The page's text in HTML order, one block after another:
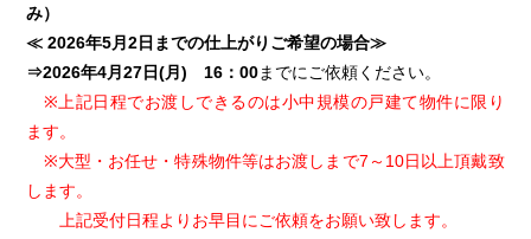
み）
≪ 2026年5月2日までの仕上がりご希望の場合≫
⇒2026年4月27日(月) 16：00までにご依頼ください。
※上記日程でお渡しできるのは小中規模の戸建て物件に限り
ます。
※大型・お任せ・特殊物件等はお渡しまで7～10日以上頂戴致
します。
上記受付日程よりお早目にご依頼をお願い致します。